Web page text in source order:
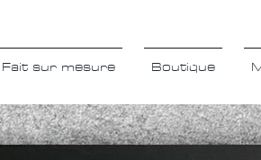
Fait sur mesure Boutique